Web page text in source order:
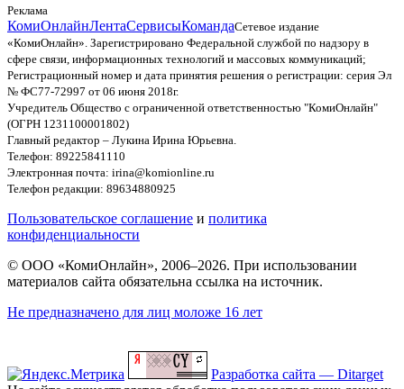
Реклама
КомиОнлайнЛентаСервисыКомандаСетевое издание
«КомиОнлайн». Зарегистрировано Федеральной службой по надзору в
сфере связи, информационных технологий и массовых коммуникаций;
Регистрационный номер и дата принятия решения о регистрации: серия Эл
№ ФС77-72997 от 06 июня 2018г.
Учредитель Общество с ограниченной ответственностью "КомиОнлайн"
(ОГРН 1231100001802)
Главный редактор – Лукина Ирина Юрьевна.
Телефон: 89225841110
Электронная почта: irina@komionline.ru
Телефон редакции: 89634880925
Пользовательское соглашение и политика
конфиденциальности
© ООО «КомиОнлайн», 2006–2026. При использовании
материалов сайта обязательна ссылка на источник.
Не предназначено для лиц моложе 16 лет
Разработка сайта — Ditarget